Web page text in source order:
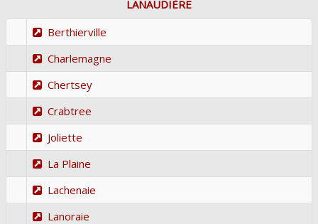
LANAUDIÈRE
Berthierville
Charlemagne
Chertsey
Crabtree
Joliette
La Plaine
Lachenaie
Lanoraie